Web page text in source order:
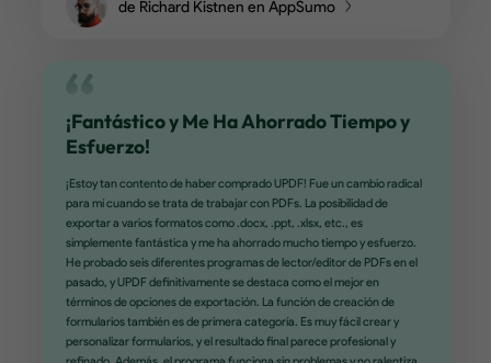
y su versión de escritorio!
Gran Alternativa a Adobe
Gran alternativa a Adobe. ¿Estás cansado de que Adobe te
dinero? Esta es una gran alternativa. Hace casi todo lo que
puede y te ahorrará dinero. Para el desarrollador, un pequeño
detalle... al desplazarse por un documento de varias páginas,
llega al final de la página, espera y luego salta a la siguiente
sería genial mostrar un desplazamiento continuo a la siguiente